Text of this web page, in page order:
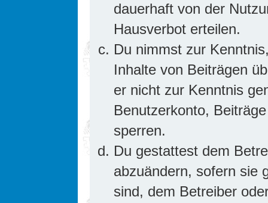
dauerhaft von der
Hausverbot erteilen.
Du nimmst zur
Inhalte von Beiträgen
er nicht zur Kenntnis
Benutzerkonto,
sperren.
Du gestattest dem
abzuändern, sofern sie
sind, dem Betreiber